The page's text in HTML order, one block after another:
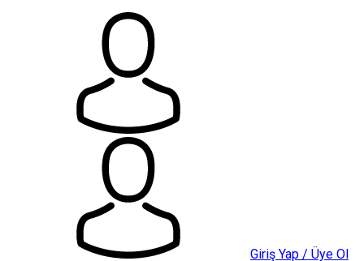
Giriş Yap / Üye Ol